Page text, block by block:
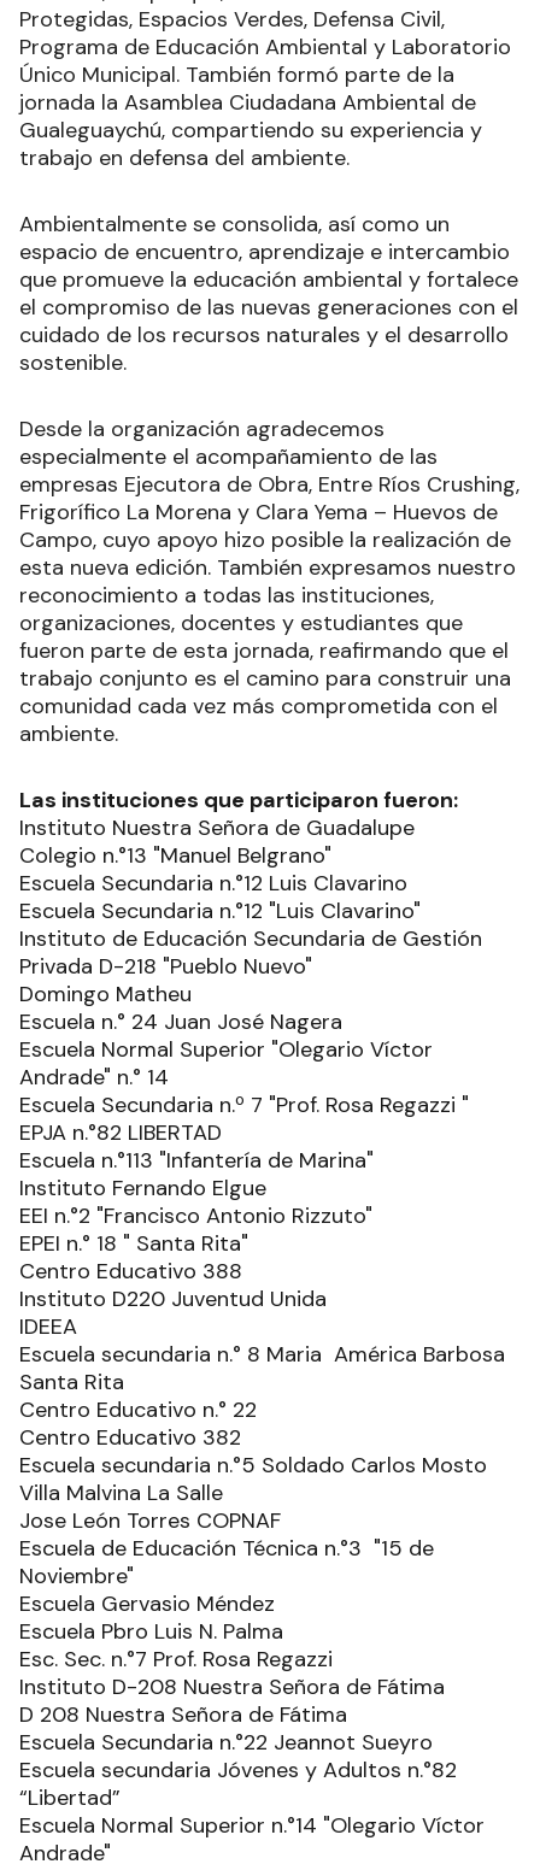
Protegidas, Espacios Verdes, Defensa Civil,
Programa de Educación Ambiental y Laboratorio
Único Municipal. También formó parte de la
jornada la Asamblea Ciudadana Ambiental de
Gualeguaychú, compartiendo su experiencia y
trabajo en defensa del ambiente.
Ambientalmente se consolida, así como un
espacio de encuentro, aprendizaje e intercambio
que promueve la educación ambiental y fortalece
el compromiso de las nuevas generaciones con el
cuidado de los recursos naturales y el desarrollo
sostenible.
Desde la organización agradecemos
especialmente el acompañamiento de las
empresas Ejecutora de Obra, Entre Ríos Crushing,
Frigorífico La Morena y Clara Yema – Huevos de
Campo, cuyo apoyo hizo posible la realización de
esta nueva edición. También expresamos nuestro
reconocimiento a todas las instituciones,
organizaciones, docentes y estudiantes que
fueron parte de esta jornada, reafirmando que el
trabajo conjunto es el camino para construir una
comunidad cada vez más comprometida con el
ambiente.
Las instituciones que participaron fueron:
Instituto Nuestra Señora de Guadalupe
Colegio n.°13 "Manuel Belgrano"
Escuela Secundaria n.°12 Luis Clavarino
Escuela Secundaria n.°12 "Luis Clavarino"
Instituto de Educación Secundaria de Gestión
Privada D-218 "Pueblo Nuevo"
Domingo Matheu
Escuela n.° 24 Juan José Nagera
Escuela Normal Superior "Olegario Víctor
Andrade" n.° 14
Escuela Secundaria n.º 7 "Prof. Rosa Regazzi "
EPJA n.°82 LIBERTAD
Escuela n.°113 "Infantería de Marina"
Instituto Fernando Elgue
EEI n.°2 "Francisco Antonio Rizzuto"
EPEI n.° 18 " Santa Rita"
Centro Educativo 388
Instituto D220 Juventud Unida
IDEEA
Escuela secundaria n.° 8 Maria América Barbosa
Santa Rita
Centro Educativo n.° 22
Centro Educativo 382
Escuela secundaria n.°5 Soldado Carlos Mosto
Villa Malvina La Salle
Jose León Torres COPNAF
Escuela de Educación Técnica n.°3 "15 de
Noviembre"
Escuela Gervasio Méndez
Escuela Pbro Luis N. Palma
Esc. Sec. n.°7 Prof. Rosa Regazzi
Instituto D-208 Nuestra Señora de Fátima
D 208 Nuestra Señora de Fátima
Escuela Secundaria n.°22 Jeannot Sueyro
Escuela secundaria Jóvenes y Adultos n.°82
“Libertad”
Escuela Normal Superior n.°14 "Olegario Víctor
Andrade"